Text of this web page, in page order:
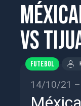
vs
FUTEBOL
14/10/21 –